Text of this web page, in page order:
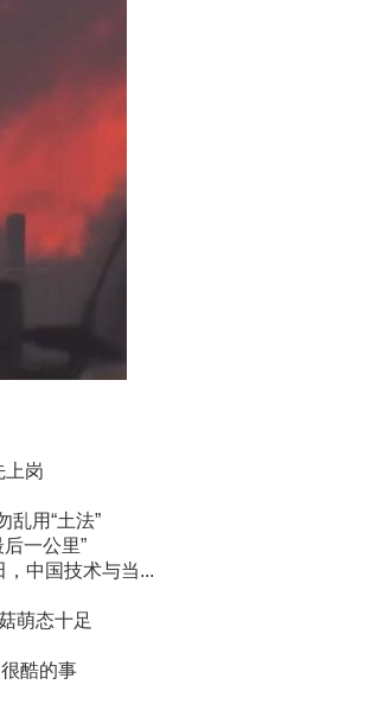
上岗
乱用“土法”
一公里”
，中国技术与当...
萌态十足
酷的事